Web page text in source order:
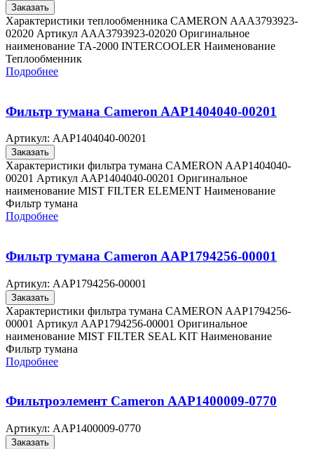
Заказать
Характеристики теплообменника CAMERON AAA3793923-
02020 Артикул AAA3793923-02020 Оригинальное
наименование TA-2000 INTERCOOLER Наименование
Теплообменник
Подробнее
Фильтр тумана Cameron AAP1404040-00201
Артикул: AAP1404040-00201
Заказать
Характеристики фильтра тумана CAMERON AAP1404040-
00201 Артикул AAP1404040-00201 Оригинальное
наименование MIST FILTER ELEMENT Наименование
Фильтр тумана
Подробнее
Фильтр тумана Cameron AAP1794256-00001
Артикул: AAP1794256-00001
Заказать
Характеристики фильтра тумана CAMERON AAP1794256-
00001 Артикул AAP1794256-00001 Оригинальное
наименование MIST FILTER SEAL KIT Наименование
Фильтр тумана
Подробнее
Фильтроэлемент Cameron AAP1400009-0770
Артикул: AAP1400009-0770
Заказать